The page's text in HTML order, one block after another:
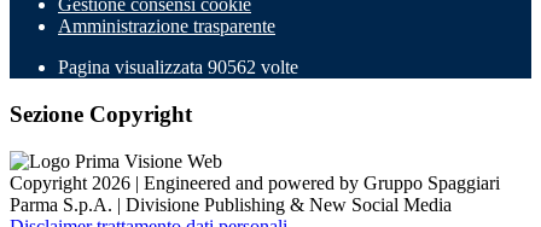
Gestione consensi cookie
Amministrazione trasparente
Pagina visualizzata 90562 volte
Sezione Copyright
Copyright 2026 | Engineered and powered by Gruppo Spaggiari
Parma S.p.A. | Divisione Publishing & New Social Media